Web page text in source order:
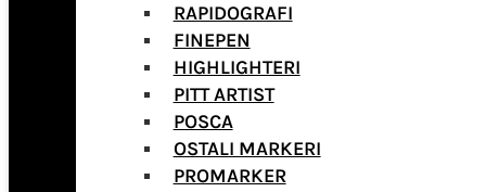
RAPIDOGRAFI
FINEPEN
HIGHLIGHTERI
PITT ARTIST
POSCA
OSTALI MARKERI
PROMARKER